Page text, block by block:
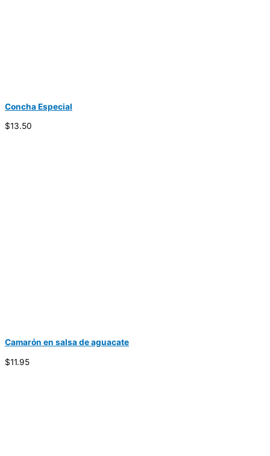
Concha Especial
$13.50
Camarón en salsa de aguacate
$11.95